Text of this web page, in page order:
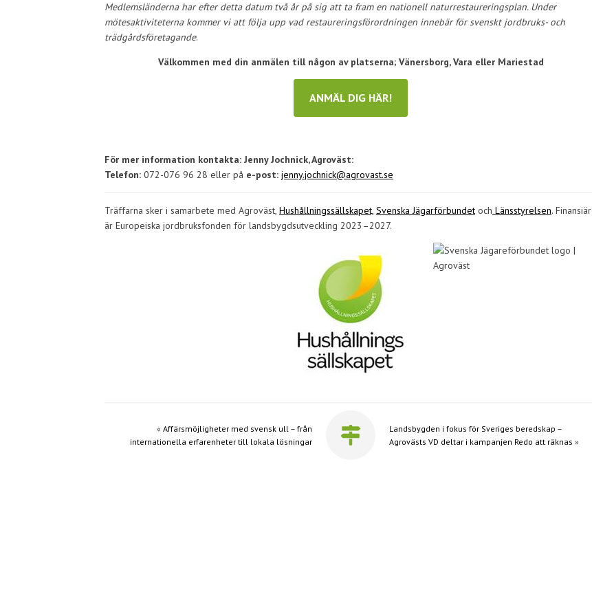
Medlemsländerna har efter detta datum två år på sig att ta fram en nationell naturrestaureringsplan. Under
mötesaktiviteterna kommer vi att följa upp vad restaureringsförordningen innebär för svenskt jordbruks- och
trädgårdsföretagande.
Välkommen med din anmälen till någon av platserna; Vänersborg, Vara eller Mariestad
ANMÄL DIG HÄR!
För mer information kontakta: Jenny Jochnick, Agroväst:
Telefon: 072-076 96 28 eller på e-post: jenny.jochnick@agrovast.se
Träffarna sker i samarbete med Agroväst, Hushållningssällskapet, Svenska Jägarförbundet och Länsstyrelsen. Finansiär
är Europeiska jordbruksfonden för landsbygdsutveckling 2023–2027.
« Affärsmöjligheter med svensk ull – från
internationella erfarenheter till lokala lösningar
Landsbygden i fokus för Sveriges beredskap –
Agrovästs VD deltar i kampanjen Redo att räknas »